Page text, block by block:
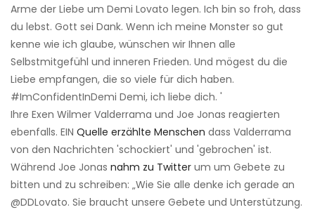
Arme der Liebe um Demi Lovato legen. Ich bin so froh, dass
du lebst. Gott sei Dank. Wenn ich meine Monster so gut
kenne wie ich glaube, wünschen wir Ihnen alle
Selbstmitgefühl und inneren Frieden. Und mögest du die
Liebe empfangen, die so viele für dich haben.
#ImConfidentInDemi Demi, ich liebe dich. '
Ihre Exen Wilmer Valderrama und Joe Jonas reagierten
ebenfalls. EIN Quelle erzählte Menschen dass Valderrama
von den Nachrichten 'schockiert' und 'gebrochen' ist.
Während Joe Jonas nahm zu Twitter um um Gebete zu
bitten und zu schreiben: „Wie Sie alle denke ich gerade an
@DDLovato. Sie braucht unsere Gebete und Unterstützung.